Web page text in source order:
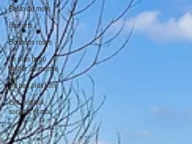
Photo du mois
Baz'arts
Bonbons roses
Le plus beau
métier du monde
Un peu plus loin
Les réseaux
sociaux et moi